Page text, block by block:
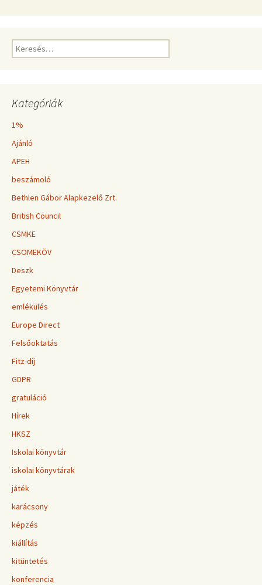
Keresés:
Kategóriák
1%
Ajánló
APEH
beszámoló
Bethlen Gábor Alapkezelő Zrt.
British Council
CSMKE
CSOMEKÖV
Deszk
Egyetemi Könyvtár
emlékülés
Europe Direct
Felsőoktatás
Fitz-díj
GDPR
gratuláció
Hírek
HKSZ
Iskolai könyvtár
iskolai könyvtárak
játék
karácsony
képzés
kiállítás
kitüntetés
konferencia